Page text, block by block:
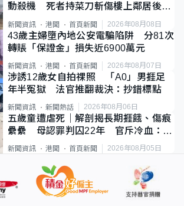
動殺機 死者持菜刀斬傷樓上鄰居後墮
新聞資訊 港聞 首頁新聞 2026年08月08日
43歲主婦墮內地公安電騙陷阱 分81次
轉賬「保證金」損失近6900萬元
新聞資訊 港聞 首頁新聞 2026年08月07日
涉誘12歲女自拍祼照 「A0」男捱足
年半冤獄 法官推翻裁決：抄錯標點
新聞資訊 新聞熱話 2026年08月06日
五歲童遭虐死｜解剖揭長期捱餓、傷痕
纍纍 母認罪判囚22年 官斥冷血：同
類案最惡劣
新聞資訊 港聞 首頁新聞 2026年08月05日